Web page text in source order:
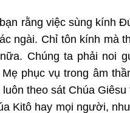
rằng việc sùng kính
ngài. Chỉ tôn kính mà
Chúng ta phải noi
phục vụ trong âm
theo sát Chúa
Kitô hay mọi người,